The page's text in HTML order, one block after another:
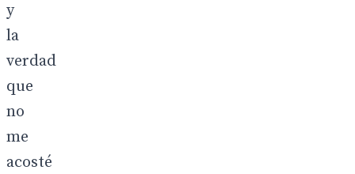
y
la
verdad
que
no
me
acosté